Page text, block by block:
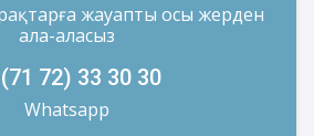
жауапты осы жерден
ала-аласыз
72) 33 30 30
Whatsapp